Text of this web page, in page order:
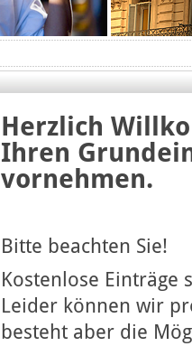
Herzlich
Ihren
vornehmen.
Bitte beachten Sie!
Kostenlose Einträge
Leider können wir
besteht aber die